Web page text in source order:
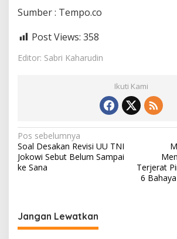
Sumber : Tempo.co
Post Views: 358
Editor: Sabri Kaharudin
Ikuti Kami
N
a
v
a
Pos sebelumnya
Soal Desakan Revisi UU TNI
Jokowi Sebut Belum Sampai
ke Sana
Terjerat
6
Jangan Lewatkan